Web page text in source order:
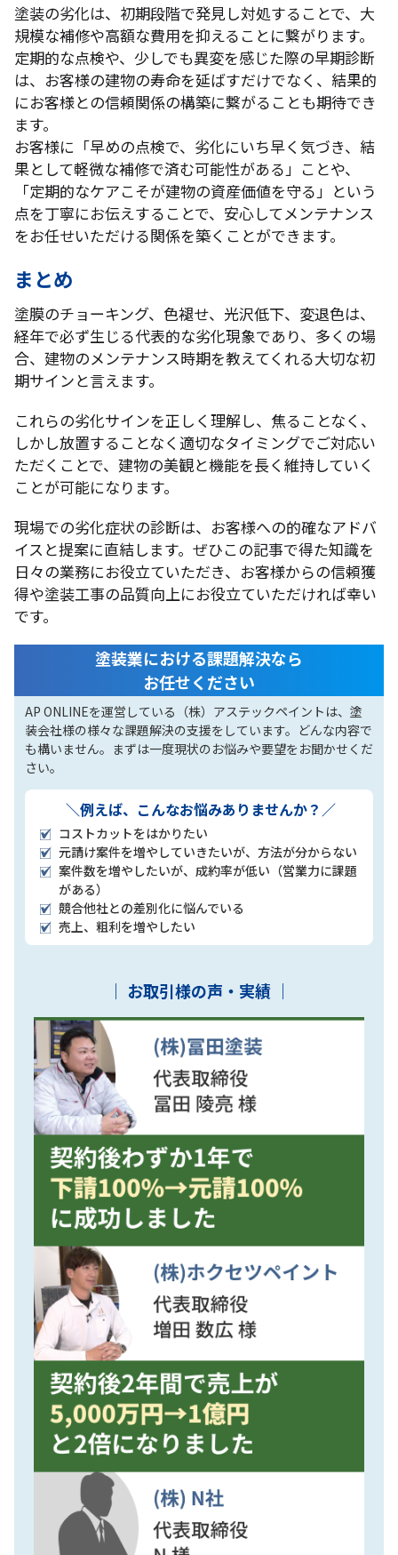
塗装の劣化は、初期段階で発見し対処することで、大
規模な補修や高額な費用を抑えることに繋がります。
定期的な点検や、少しでも異変を感じた際の早期診断
は、お客様の建物の寿命を延ばすだけでなく、結果的
にお客様との信頼関係の構築に繋がることも期待でき
ます。
お客様に「早めの点検で、劣化にいち早く気づき、結
果として軽微な補修で済む可能性がある」ことや、
「定期的なケアこそが建物の資産価値を守る」という
点を丁寧にお伝えすることで、安心してメンテナンス
をお任せいただける関係を築くことができます。
まとめ
塗膜のチョーキング、色褪せ、光沢低下、変退色は、
経年で必ず生じる代表的な劣化現象であり、多くの場
合、建物のメンテナンス時期を教えてくれる大切な初
期サインと言えます。
これらの劣化サインを正しく理解し、焦ることなく、
しかし放置することなく適切なタイミングでご対応い
ただくことで、建物の美観と機能を長く維持していく
ことが可能になります。
現場での劣化症状の診断は、お客様への的確なアドバ
イスと提案に直結します。ぜひこの記事で得た知識を
日々の業務にお役立ていただき、お客様からの信頼獲
得や塗装工事の品質向上にお役立ていただければ幸い
です。
塗装業における課題解決なら
お任せください
AP ONLINEを運営している（株）アステックペイントは、塗
装会社様の様々な課題解決の支援をしています。どんな内容で
も構いません。まずは一度現状のお悩みや要望をお聞かせくだ
さい。​
＼例えば、こんなお悩みありませんか？／
コストカットをはかりたい
元請け案件を増やしていきたいが、方法が分からない​
案件数を増やしたいが、成約率が低い（営業力に課題
がある）​
競合他社との差別化に悩んでいる​
売上、粗利を増やしたい​
｜ お取引様の声・実績 ​｜